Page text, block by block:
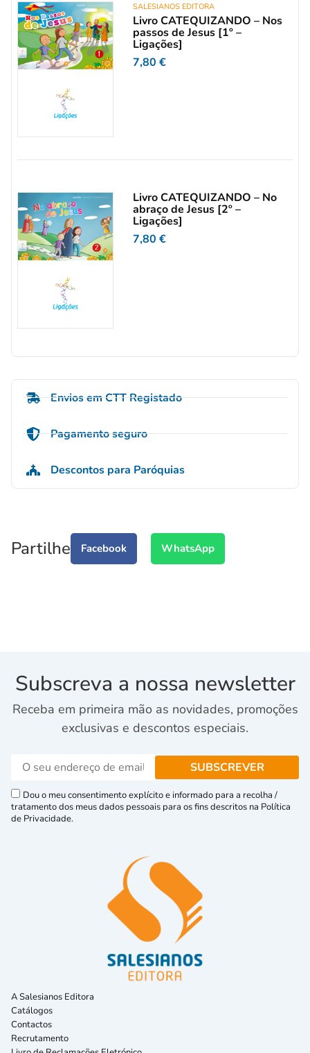
SALESIANOS EDITORA
Livro CATEQUIZANDO – Nos
passos de Jesus [1º –
Ligações]
7,80€
Livro CATEQUIZANDO – No
abraço de Jesus [2º –
Ligações]
7,80€
Envios em CTT Registado
Pagamento seguro
Descontos para Paróquias
Partilhe Facebook WhatsApp
Subscreva a nossa newsletter
Receba em primeira mão as novidades, promoções
exclusivas e descontos especiais.
Dou o meu consentimento explícito e informado para a recolha /
tratamento dos meus dados pessoais para os fins descritos na Política
de Privacidade.
A Salesianos Editora
Catálogos
Contactos
Recrutamento